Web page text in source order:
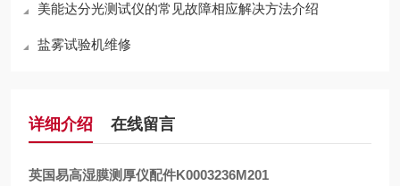
美能达分光测试仪的常见故障相应解决方法介绍
盐雾试验机维修
详细介绍 在线留言
英国易高湿膜测厚仪配件K0003236M201